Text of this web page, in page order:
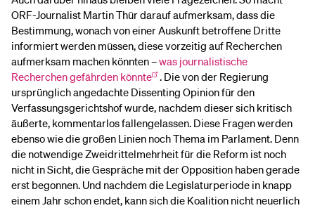
ORF-Journalist Martin Thür darauf aufmerksam, dass die
Bestimmung, wonach von einer Auskunft betroffene Dritte
informiert werden müssen, diese vorzeitig auf Recherchen
aufmerksam machen könnten –was journalistische
Recherchen gefährden könnte . Die von der Regierung
ursprünglich angedachte Dissenting Opinion für den
Verfassungsgerichtshof wurde, nachdem dieser sich kritisch
äußerte, kommentarlos fallengelassen. Diese Fragen werden
ebenso wie die großen Linien noch Thema im Parlament. Denn
die notwendige Zweidrittelmehrheit für die Reform ist noch
nicht in Sicht, die Gespräche mit der Opposition haben gerade
erst begonnen. Und nachdem die Legislaturperiode in knapp
einem Jahr schon endet, kann sich die Koalition nicht neuerlich